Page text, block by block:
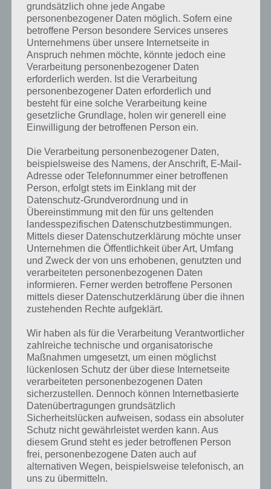
Weitere Lösungen zu 94%
gesucht? Schaue inunsere
Komplettlösung zur App! Dort
kannst du mit der Suche
schnell die Antworten und
Lösungen der über 300 Level
finden!
Du findest Lösungen auch ohne unsere Hilfe, indem du in der App
Münzen einsetzt. Da diese jedoch begrenzt sind, hast du hier stets
die Möglichkeit alle Antworten zu finden!
Die obige Lösung stimmt leider nicht mehr?
Wenn die Lösung, die wir dir oben Hamburg vorgestellt haben, nicht
mehr aktuell sein sollte oder ein Wort in der Lösung von 94 Prozent
fehlt, so teile uns die korrekten Lösungen einfach in den
Kommentaren mit. Nur so können wir stets die aktuellen Antworten
auf die zahlreichen Fragen und Sachverhalte in der App geben. Da
Darum geht es bei 94%
Was ist 94%? In der App 94% musst du auf Basis eines Bildes oder
einer Aussage die Antworten herausfinden, die von anderen Spielern
am häufigsten genannt worden sind. Nur so kannst du das nächste
Level freischalten. Zusammenaddiert ergeben alle Antworten 94
Prozent, wovon die App ihren Namen hat. Entsprechend ist 94
Prozent ein Wort und Rätsel-Spiel. Bereits über 10 Millionen mal
wurde die App mittlerweile heruntergeladen und gehört mit zu den
erfolgreichsten Spiele Apps in diesem Genre im Google Play Store
grundsätzlich ohne jede Angabe
personenbezogener Daten möglich. Sofern eine
betroffene Person besondere Services unseres
Unternehmens über unsere Internetseite in
Anspruch nehmen möchte, könnte jedoch eine
Verarbeitung personenbezogener Daten
erforderlich werden. Ist die Verarbeitung
personenbezogener Daten erforderlich und
besteht für eine solche Verarbeitung keine
gesetzliche Grundlage, holen wir generell eine
Einwilligung der betroffenen Person ein.
Die Verarbeitung personenbezogener Daten,
beispielsweise des Namens, der Anschrift, E-Mail-
Adresse oder Telefonnummer einer betroffenen
Person, erfolgt stets im Einklang mit der
Datenschutz-Grundverordnung und in
Übereinstimmung mit den für uns geltenden
landesspezifischen Datenschutzbestimmungen.
Mittels dieser Datenschutzerklärung möchte unser
Unternehmen die Öffentlichkeit über Art, Umfang
und Zweck der von uns erhobenen, genutzten und
verarbeiteten personenbezogenen Daten
informieren. Ferner werden betroffene Personen
mittels dieser Datenschutzerklärung über die ihnen
zustehenden Rechte aufgeklärt.
Wir haben als für die Verarbeitung Verantwortlicher
zahlreiche technische und organisatorische
Maßnahmen umgesetzt, um einen möglichst
lückenlosen Schutz der über diese Internetseite
verarbeiteten personenbezogenen Daten
sicherzustellen. Dennoch können Internetbasierte
Datenübertragungen grundsätzlich
Sicherheitslücken aufweisen, sodass ein absoluter
Schutz nicht gewährleistet werden kann. Aus
diesem Grund steht es jeder betroffenen Person
frei, personenbezogene Daten auch auf
alternativen Wegen, beispielsweise telefonisch, an
uns zu übermitteln.